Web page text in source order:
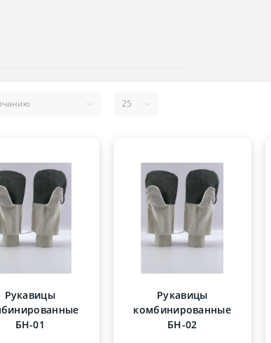
Рукавицы
БН-01
Рукавицы
комбинированные
БН-02